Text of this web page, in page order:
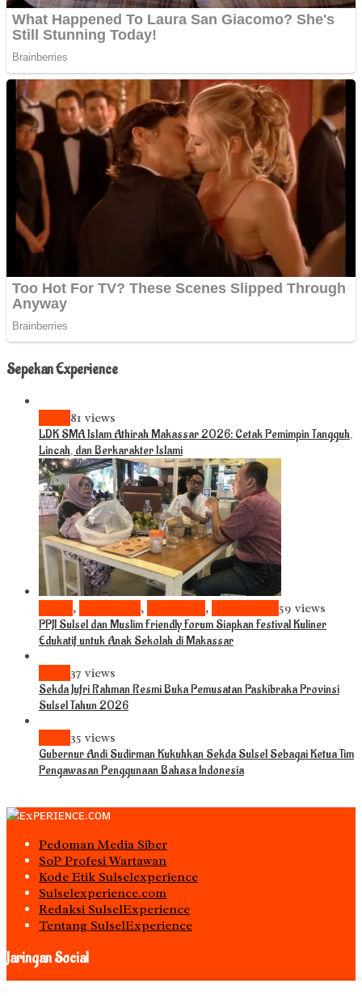
Sepekan Experience
81 views
LDK SMA Islam Athirah Makassar 2026: Cetak Pemimpin Tangguh,
Lincah, dan Berkarakter Islami
, , , 59 views
PPJI Sulsel dan Muslim Friendly Forum Siapkan Festival Kuliner
Edukatif untuk Anak Sekolah di Makassar
37 views
Sekda Jufri Rahman Resmi Buka Pemusatan Paskibraka Provinsi
Sulsel Tahun 2026
35 views
Gubernur Andi Sudirman Kukuhkan Sekda Sulsel Sebagai Ketua Tim
Pengawasan Penggunaan Bahasa Indonesia
Pedoman Media Siber
S0P Profesi Wartawan
Kode Etik Sulselexperience
Sulselexperience.com
Redaksi SulselExperience
Tentang SulselExperience
Jaringan Social